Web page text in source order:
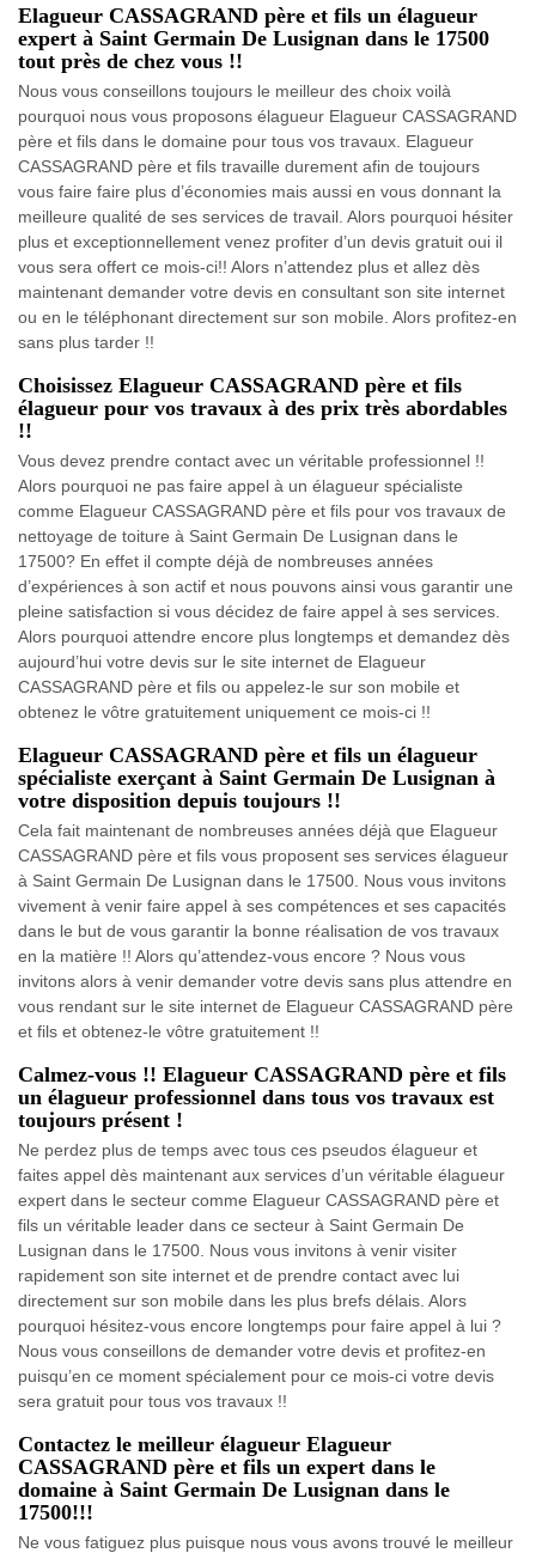
Elagueur CASSAGRAND père et fils un élagueur
expert à Saint Germain De Lusignan dans le 17500
tout près de chez vous !!
Nous vous conseillons toujours le meilleur des choix voilà
pourquoi nous vous proposons élagueur Elagueur CASSAGRAND
père et fils dans le domaine pour tous vos travaux. Elagueur
CASSAGRAND père et fils travaille durement afin de toujours
vous faire faire plus d’économies mais aussi en vous donnant la
meilleure qualité de ses services de travail. Alors pourquoi hésiter
plus et exceptionnellement venez profiter d’un devis gratuit oui il
vous sera offert ce mois-ci!! Alors n’attendez plus et allez dès
maintenant demander votre devis en consultant son site internet
ou en le téléphonant directement sur son mobile. Alors profitez-en
sans plus tarder !!
Choisissez Elagueur CASSAGRAND père et fils
élagueur pour vos travaux à des prix très abordables
!!
Vous devez prendre contact avec un véritable professionnel !!
Alors pourquoi ne pas faire appel à un élagueur spécialiste
comme Elagueur CASSAGRAND père et fils pour vos travaux de
nettoyage de toiture à Saint Germain De Lusignan dans le
17500? En effet il compte déjà de nombreuses années
d’expériences à son actif et nous pouvons ainsi vous garantir une
pleine satisfaction si vous décidez de faire appel à ses services.
Alors pourquoi attendre encore plus longtemps et demandez dès
aujourd’hui votre devis sur le site internet de Elagueur
CASSAGRAND père et fils ou appelez-le sur son mobile et
obtenez le vôtre gratuitement uniquement ce mois-ci !!
Elagueur CASSAGRAND père et fils un élagueur
spécialiste exerçant à Saint Germain De Lusignan à
votre disposition depuis toujours !!
Cela fait maintenant de nombreuses années déjà que Elagueur
CASSAGRAND père et fils vous proposent ses services élagueur
à Saint Germain De Lusignan dans le 17500. Nous vous invitons
vivement à venir faire appel à ses compétences et ses capacités
dans le but de vous garantir la bonne réalisation de vos travaux
en la matière !! Alors qu’attendez-vous encore ? Nous vous
invitons alors à venir demander votre devis sans plus attendre en
vous rendant sur le site internet de Elagueur CASSAGRAND père
et fils et obtenez-le vôtre gratuitement !!
Calmez-vous !! Elagueur CASSAGRAND père et fils
un élagueur professionnel dans tous vos travaux est
toujours présent !
Ne perdez plus de temps avec tous ces pseudos élagueur et
faites appel dès maintenant aux services d’un véritable élagueur
expert dans le secteur comme Elagueur CASSAGRAND père et
fils un véritable leader dans ce secteur à Saint Germain De
Lusignan dans le 17500. Nous vous invitons à venir visiter
rapidement son site internet et de prendre contact avec lui
directement sur son mobile dans les plus brefs délais. Alors
pourquoi hésitez-vous encore longtemps pour faire appel à lui ?
Nous vous conseillons de demander votre devis et profitez-en
puisqu’en ce moment spécialement pour ce mois-ci votre devis
sera gratuit pour tous vos travaux !!
Contactez le meilleur élagueur Elagueur
CASSAGRAND père et fils un expert dans le
domaine à Saint Germain De Lusignan dans le
17500!!!
Ne vous fatiguez plus puisque nous vous avons trouvé le meilleur